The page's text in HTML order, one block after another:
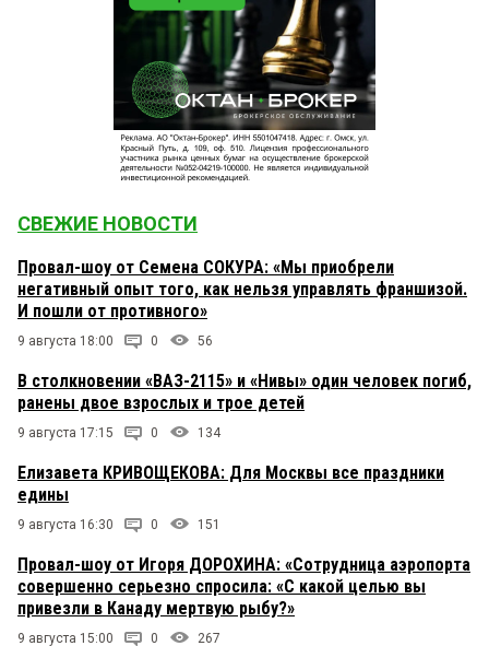
СВЕЖИЕ НОВОСТИ
Провал-шоу от Семена СОКУРА: «Мы приобрели
негативный опыт того, как нельзя управлять франшизой.
И пошли от противного»
9 августа 18:00 0 56
В столкновении «ВАЗ-2115» и «Нивы» один человек погиб,
ранены двое взрослых и трое детей
9 августа 17:15 0 134
Елизавета КРИВОЩЕКОВА: Для Москвы все праздники
едины
9 августа 16:30 0 151
Провал-шоу от Игоря ДОРОХИНА: «Сотрудница аэропорта
совершенно серьезно спросила: «С какой целью вы
привезли в Канаду мертвую рыбу?»
9 августа 15:00 0 267